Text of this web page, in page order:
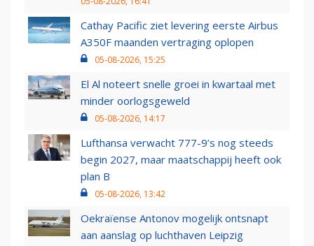
Cathay Pacific ziet levering eerste Airbus
A350F maanden vertraging oplopen
05-08-2026, 15:25
El Al noteert snelle groei in kwartaal met
minder oorlogsgeweld
05-08-2026, 14:17
Lufthansa verwacht 777-9’s nog steeds
begin 2027, maar maatschappij heeft ook
plan B
05-08-2026, 13:42
Oekraïense Antonov mogelijk ontsnapt
aan aanslag op luchthaven Leipzig